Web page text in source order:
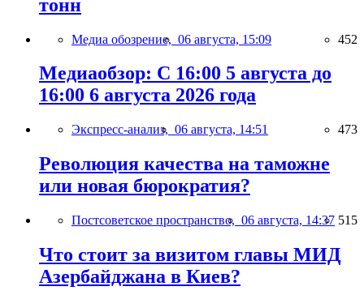
тонн
Медиа обозрение, 06 августа, 15:09 452
Медиаобзор: С 16:00 5 августа до
16:00 6 августа 2026 года
Экспресс-анализ, 06 августа, 14:51 473
Революция качества на таможне
или новая бюрократия?
Постсоветское пространство, 06 августа, 14:37 515
Что стоит за визитом главы МИД
Азербайджана в Киев?